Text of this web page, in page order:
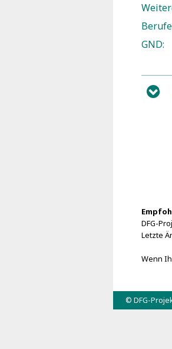
GND:
B
DFG-
Letzte
Wenn
© DFG-